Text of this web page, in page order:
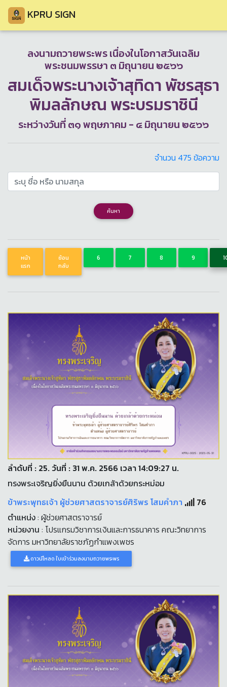
KPRU SIGN
ลงนามถวายพระพร เนื่องในโอกาสวันเฉลิม
พระชนมพรรษา ๓ มิถุนายน ๒๕๖๖
สมเด็จพระนางเจ้าสุทิดา พัชรสุธา
พิมลลักษณ พระบรมราชินี
ระหว่างวันที่ ๓๑ พฤษภาคม - ๔ มิถุนายน ๒๕๖๖
จำนวน 475 ข้อความ
ค้นหา
หน้า
แรก
ย้อน
กลับ
6 7 8 9
ลำดับที่ : 25. วันที่ : 31 พ.ค. 2566 เวลา 14:09:27 น.
ทรงพระเจริญยิ่งยืนนาน ด้วยเกล้าด้วยกระหม่อม
ข้าพระพุทธเจ้า ผู้ช่วยศาสตราจารย์ศิริพร โสมคำภา
76
ตำแหน่ง: ผู้ช่วยศาสตราจารย์
หน่วยงาน : โปรแกรมวิชาการเงินและการธนาคาร คณะวิทยาการ
จัดการ มหาวิทยาลัยราชภัฏกำแพงเพชร
ดาวน์โหลด ใบเข้าร่วมลงนามถวายพระพร